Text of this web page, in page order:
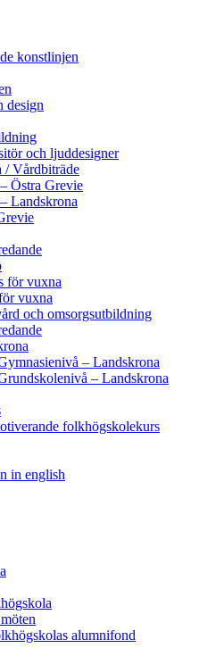
konstlinjen
design
och ljuddesigner
/ Vårdbiträde
Östra Grevie
Landskrona
för vuxna
vuxna
och omsorgsutbildning
– Landskrona
– Landskrona
folkhögskolekurs
in english
alumnifond